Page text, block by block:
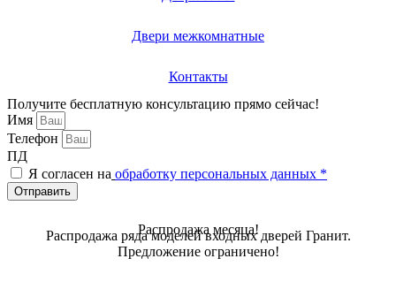
Двери межкомнатные
Контакты
Получите бесплатную консультацию прямо сейчас!
Имя
Телефон
ПД
Я согласен на обработку персональных данных *
Отправить
Распродажа месяца!
Распродажа ряда моделей входных дверей Гранит.
Предложение ограничено!